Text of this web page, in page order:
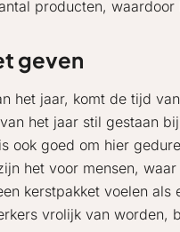
producten,
geven
het jaar, komt de tijd
het jaar stil gestaan
ook goed om hier
het voor mensen,
kerstpakket voelen
vrolijk van worden,